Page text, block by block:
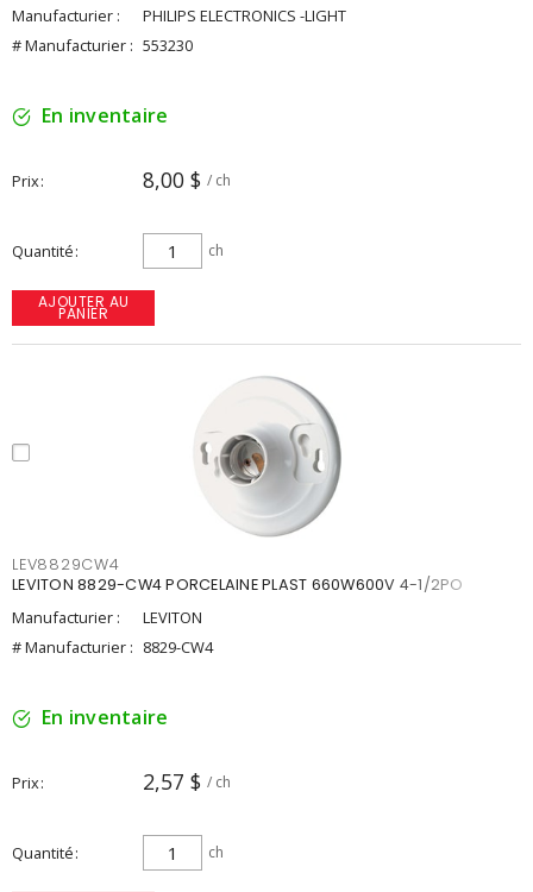
Manufacturier :
PHILIPS ELECTRONICS -LIGHT
# Manufacturier : 553230
En inventaire
Prix 8,00 $ / ch
Quantité ch
AJOUTER AU
PANIER
LEV8829CW4
LEVITON 8829-CW4 PORCELAINE PLAST 660W600V 4-1/2PO
Manufacturier :
LEVITON
# Manufacturier : 8829-CW4
En inventaire
Prix 2,57 $ / ch
Quantité ch